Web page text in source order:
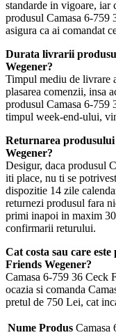
standarde in vigoare, iar
produsul Camasa 6-759
asigura ca ai comandat
Durata livrarii
Wegener?
Timpul mediu de livrare
plasarea comenzii, insa
produsul Camasa 6-759
timpul week-end-ului,
Returnarea produsului
Wegener?
Desigur, daca produsul
iti place, nu ti se
dispozitie 14 zile
returnezi produsul fara
primi inapoi in maxim
confirmarii returului.
Cat costa sau care
Friends Wegener?
Camasa 6-759 36 Ceck
ocazia si comanda
pretul de 750 Lei, cat
Nume Produs Camasa